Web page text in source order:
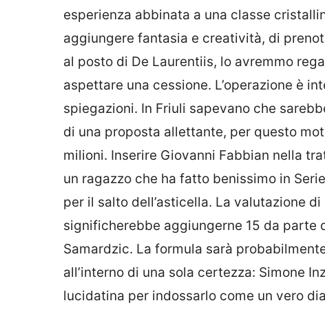
esperienza abbinata a una classe
aggiungere fantasia e creatività, di
al posto di De Laurentiis, lo avremmo
aspettare una cessione. L’operazione è
spiegazioni. In Friuli sapevano che
di una proposta allettante, per questo
milioni. Inserire Giovanni Fabbian nella
un ragazzo che ha fatto benissimo in
per il salto dell’asticella. La valutazione
significherebbe aggiungerne 15 da parte
Samardzic. La formula sarà
all’interno di una sola certezza: Simone
lucidatina per indossarlo come un vero